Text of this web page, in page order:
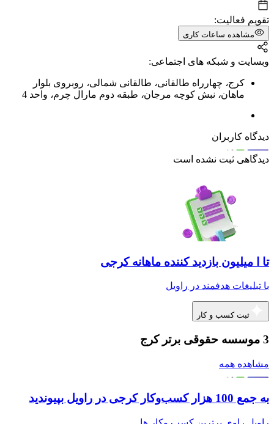
تقویم فعالیت:
مشاهده ساعات کاری
وبسایت و شبکه های اجتماعی:
کرج، چهارراه طالقانی، طالقانی شمالی، روبروی بلوار
ماهان، نبش کوچه مرجان، طبقه دوم مارال چرم، واحد 4
دیدگاه کاربران
دیدگاهی ثبت نشده است
تا ا میلیون بازدید کننده ماهانه کرجی
با تبلیغات هدفمند در راویل
ثبت کسب و کار
3 موسسه حقوقی برتر کرج
مشاهده همه
به جمع 100 هزار کسب‌وکار کرجی در راویل بپیوندید